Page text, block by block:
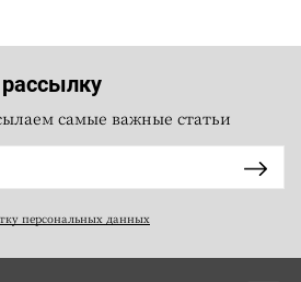
самые важные статьи
персональных данных